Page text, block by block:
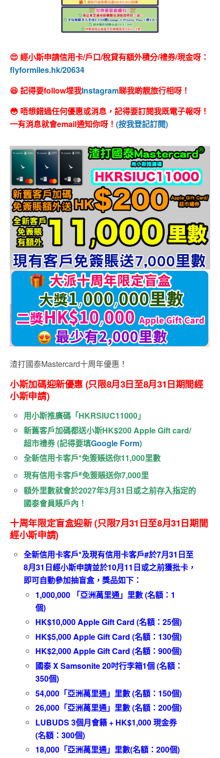
😍 經小斯申請信用卡/戶口/稅貸有額外積分/禮券/現金呀：
flyformiles.hk/20634
😆 記得要follow埋我Instagram睇我啲靚旅行相呀！
😳 唔想錯過任何優惠或消息，記得要訂閱我既電子報呀！
一有消息就會email通知你呀！ (按我登記訂閱)
渣打國泰Mastercard十周年優惠！
小斯加碼迎新優惠 (只限8月3日至8月31日期間經
小斯申請)
用小斯推廣碼「HKRSIUC11000」
新舊客戶加碼都送小斯HK$200 Apple Gift card/
超市禮券 (記得要填Google Form)
全新信用卡客戶*免簽賬送你11,000里數
現有信用卡客戶#免簽賬送你7,000里
額外里數就會於2027年3月31 日或之前存入指定的
國泰會員賬戶內！
十周年限定盲盒迎新 (只限7月31日至8月31日期間
經小斯申請)
全新信用卡客戶*及現有信用卡客戶#於7月31 日至
8月31 日經小斯申請並於10月11 日或之前獲批卡，
即可自動參加抽盲盒，獎品如下：
1,000,000 「亞洲萬里通」里數 (名額： 1
個)
HK$10,000 Apple Gift Card (名額：25個)
HK$5,000 Apple Gift Card (名額：130個)
HK$2,000 Apple Gift Card (名額：900個)
國泰 X Samsonite 20吋行李箱1個 (名額：
350個)
54,000 「亞洲萬里通」里數(名額：150個)
26,000 「亞洲萬里通」里數(名額：200個)
LUBUDS 3個月會籍 + HK$1,000 現金券
(名額：300個)
18,000「亞洲萬里通」里數(名額：200個)